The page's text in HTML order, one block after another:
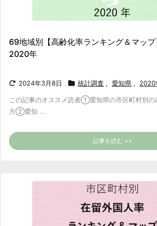
69地域別【高齢化率ランキング＆マッ
2020年
2024年3月8日 統計調査 , 愛知県 , 2020
この記事のオススメ読者①愛知県の市区町村別の
方②愛知 ...
記事を読む >>